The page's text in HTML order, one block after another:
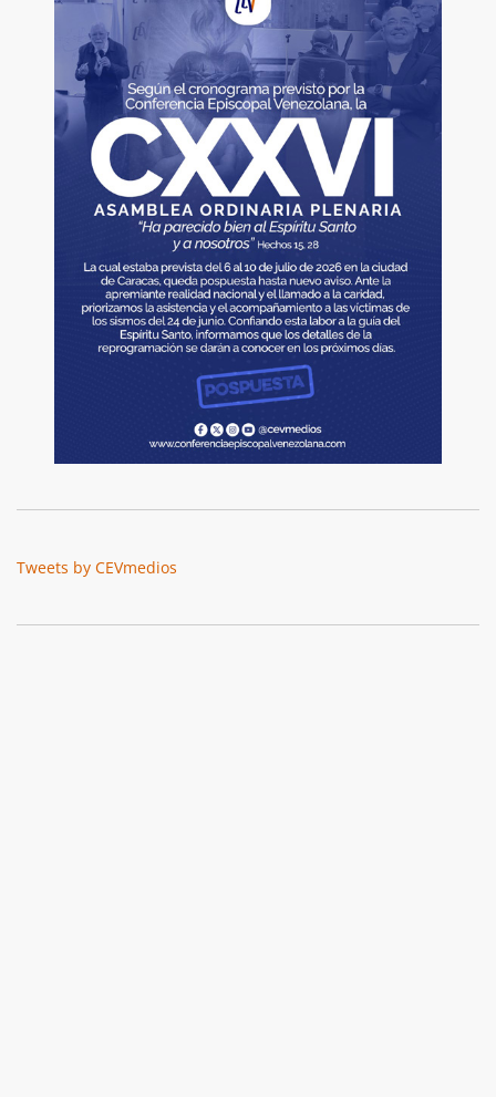
Tweets by CEVmedios